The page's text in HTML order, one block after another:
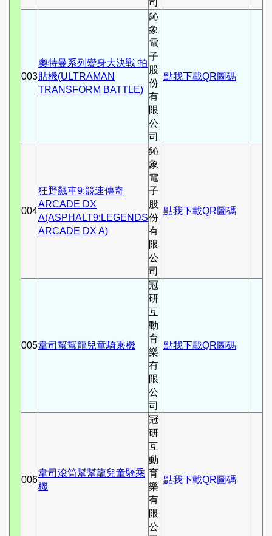
003
奧特曼系列變身大決戰 拍
貼機(ULTRAMAN
TRANSFORM BATTLE)
鈊
象
電
子
股
份
有
限
公
司
點我下載QR圖碼
004
狂野飆車9:競速傳奇
ARCADE DX
A(ASPHALT9:LEGENDS
ARCADE DX A)
鈊
象
電
子
股
份
有
限
公
司
點我下載QR圖碼
005韋司幫幫龍兒童騎乘機
冠
研
互
動
育
樂
有
限
公
司
點我下載QR圖碼
006
韋司滾筒幫幫龍兒童騎乘
機
冠
研
互
動
育
樂
有
限
公
點我下載QR圖碼